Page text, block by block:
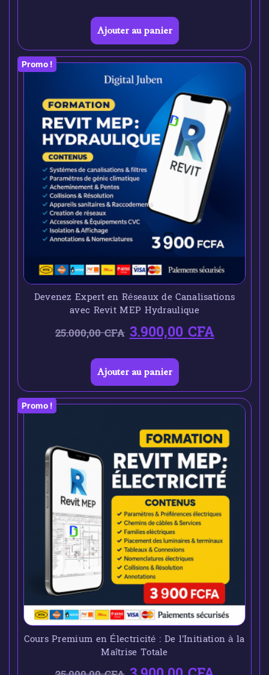
Ajouter au panier
Promo !
Devenez Expert en Réseaux de Canalisations
avec Revit MEP Hydraulique
25.000,00CFA 3.900,00CFA
Ajouter au panier
Promo !
Cours Premium en Électricité : De l’Initiation à la
Maîtrise Totale